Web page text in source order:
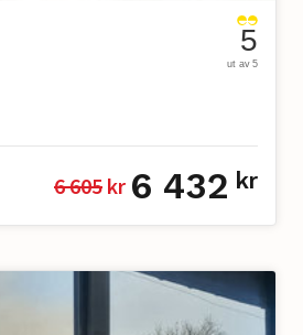
5
ut av 5
6 605 kr 6 432 kr